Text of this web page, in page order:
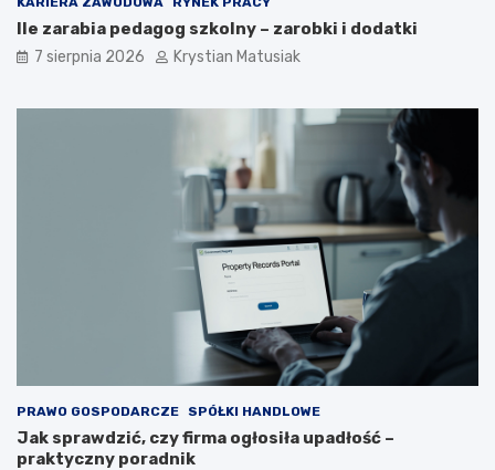
Ile zarabia pedagog szkolny – zarobki i dodatki
7 sierpnia 2026 Krystian Matusiak
PRAWO GOSPODARCZE SPÓŁKI HANDLOWE
Jak sprawdzić, czy firma ogłosiła upadłość –
praktyczny poradnik